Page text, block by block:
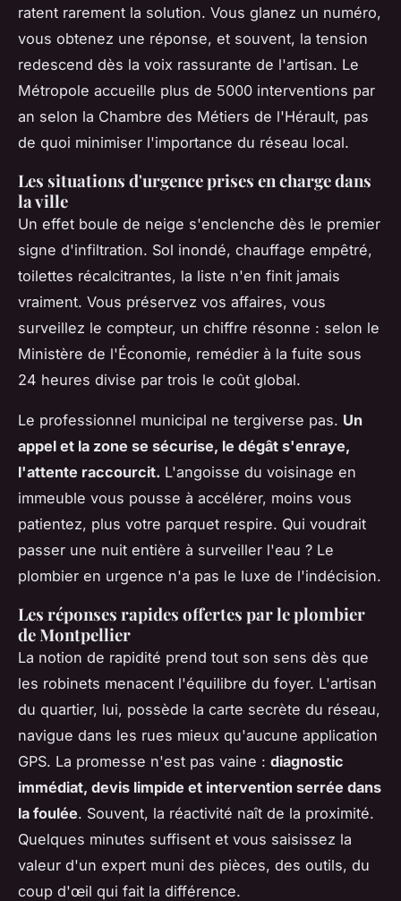
ratent rarement la solution. Vous glanez un numéro,
vous obtenez une réponse, et souvent, la tension
redescend dès la voix rassurante de l'artisan. Le
Métropole accueille plus de 5000 interventions par
an selon la Chambre des Métiers de l'Hérault, pas
de quoi minimiser l'importance du réseau local.
Les situations d'urgence prises en charge dans
la ville
Un effet boule de neige s'enclenche dès le premier
signe d'infiltration. Sol inondé, chauffage empêtré,
toilettes récalcitrantes, la liste n'en finit jamais
vraiment. Vous préservez vos affaires, vous
surveillez le compteur, un chiffre résonne : selon le
Ministère de l'Économie, remédier à la fuite sous
24 heures divise par trois le coût global.
Le professionnel municipal ne tergiverse pas. Un
appel et la zone se sécurise, le dégât s'enraye,
l'attente raccourcit. L'angoisse du voisinage en
immeuble vous pousse à accélérer, moins vous
patientez, plus votre parquet respire. Qui voudrait
passer une nuit entière à surveiller l'eau ? Le
plombier en urgence n'a pas le luxe de l'indécision.
Les réponses rapides offertes par le plombier
de Montpellier
La notion de rapidité prend tout son sens dès que
les robinets menacent l'équilibre du foyer. L'artisan
du quartier, lui, possède la carte secrète du réseau,
navigue dans les rues mieux qu'aucune application
GPS. La promesse n'est pas vaine : diagnostic
immédiat, devis limpide et intervention serrée dans
la foulée. Souvent, la réactivité naît de la proximité.
Quelques minutes suffisent et vous saisissez la
valeur d'un expert muni des pièces, des outils, du
coup d'œil qui fait la différence.